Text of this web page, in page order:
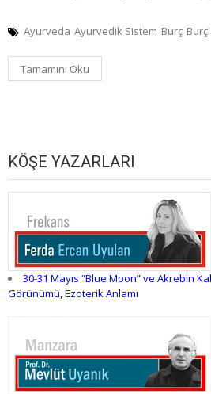
Ayurveda Ayurvedik Sistem Burç
Tamamını Oku
KÖŞE YAZARLARI
30-31 Mayıs “Blue Moon” ve Akrebin
Görünümü, Ezoterik Anlamı